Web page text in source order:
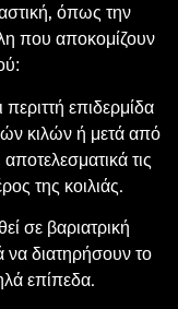
όπως την
που αποκομίζουν
επιδερμίδα
κιλών ή μετά από
τις
της κοιλιάς.
σε βαριατρική
να διατηρήσουν το
επίπεδα.